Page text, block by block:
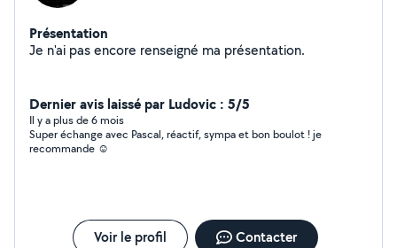
Présentation
Je n'ai pas encore renseigné ma présentation.
Dernier avis laissé par Ludovic : 5/5
Il y a plus de 6 mois
Super échange avec Pascal, réactif, sympa et bon boulot ! je
recommande ☺️
Voir le profil Contacter